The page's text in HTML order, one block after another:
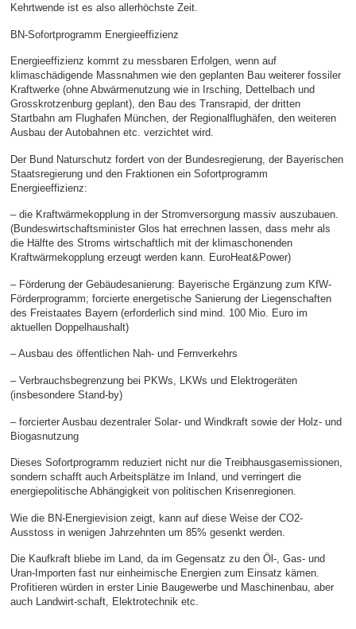
Kehrtwende ist es also allerhöchste Zeit.
BN-Sofortprogramm Energieeffizienz
Energieeffizienz kommt zu messbaren Erfolgen, wenn auf
klimaschädigende Massnahmen wie den geplanten Bau weiterer fossiler
Kraftwerke (ohne Abwärmenutzung wie in Irsching, Dettelbach und
Grosskrotzenburg geplant), den Bau des Transrapid, der dritten
Startbahn am Flughafen München, der Regionalflughäfen, den weiteren
Ausbau der Autobahnen etc. verzichtet wird.
Der Bund Naturschutz fordert von der Bundesregierung, der Bayerischen
Staatsregierung und den Fraktionen ein Sofortprogramm
Energieeffizienz:
– die Kraftwärmekopplung in der Stromversorgung massiv auszubauen.
(Bundeswirtschaftsminister Glos hat errechnen lassen, dass mehr als
die Hälfte des Stroms wirtschaftlich mit der klimaschonenden
Kraftwärmekopplung erzeugt werden kann. EuroHeat&Power)
– Förderung der Gebäudesanierung: Bayerische Ergänzung zum KfW-
Förderprogramm; forcierte energetische Sanierung der Liegenschaften
des Freistaates Bayern (erforderlich sind mind. 100 Mio. Euro im
aktuellen Doppelhaushalt)
– Ausbau des öffentlichen Nah- und Fernverkehrs
– Verbrauchsbegrenzung bei PKWs, LKWs und Elektrogeräten
(insbesondere Stand-by)
– forcierter Ausbau dezentraler Solar- und Windkraft sowie der Holz- und
Biogasnutzung
Dieses Sofortprogramm reduziert nicht nur die Treibhausgasemissionen,
sondern schafft auch Arbeitsplätze im Inland, und verringert die
energiepolitische Abhängigkeit von politischen Krisenregionen.
Wie die BN-Energievision zeigt, kann auf diese Weise der CO2-
Ausstoss in wenigen Jahrzehnten um 85% gesenkt werden.
Die Kaufkraft bliebe im Land, da im Gegensatz zu den Öl-, Gas- und
Uran-Importen fast nur einheimische Energien zum Einsatz kämen.
Profitieren würden in erster Linie Baugewerbe und Maschinenbau, aber
auch Landwirt-schaft, Elektrotechnik etc.